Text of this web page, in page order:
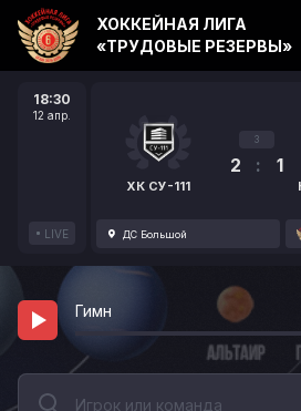
18:30
12 апр.
LIVE
ХК СУ-111
3
2 : 1
ДС Большой
ХОККЕЙНАЯ ЛИГА
«ТРУДОВЫЕ РЕЗЕРВЫ»
Гимн